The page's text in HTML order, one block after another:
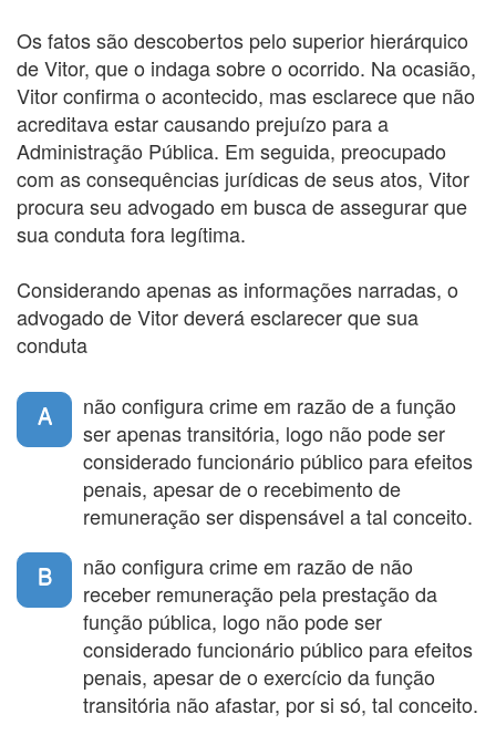
Os fatos são descobertos pelo superior hierárquico
de Vitor, que o indaga sobre o ocorrido. Na ocasião,
Vitor confirma o acontecido, mas esclarece que não
acreditava estar causando prejuízo para a
Administração Pública. Em seguida, preocupado
com as consequências jurídicas de seus atos, Vitor
procura seu advogado em busca de assegurar que
sua conduta fora legítima.
Considerando apenas as informações narradas, o
advogado de Vitor deverá esclarecer que sua
conduta
A
não configura crime em razão de a função
ser apenas transitória, logo não pode ser
considerado funcionário público para efeitos
penais, apesar de o recebimento de
remuneração ser dispensável a tal conceito.
B
não configura crime em razão de não
receber remuneração pela prestação da
função pública, logo não pode ser
considerado funcionário público para efeitos
penais, apesar de o exercício da função
transitória não afastar, por si só, tal conceito.